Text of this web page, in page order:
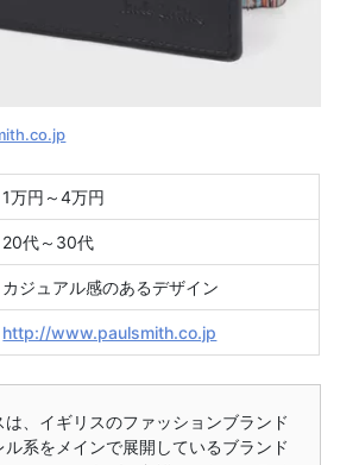
1万円～4万円
20代～30代
カジュアル感のあるデザイン
http://www.paulsmith.co.jp
は、イギリスのファッションブランド
ル系をメインで展開しているブランド